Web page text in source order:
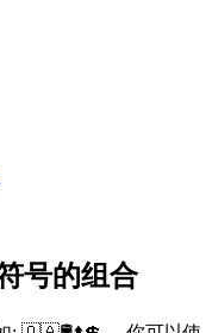
号的组合